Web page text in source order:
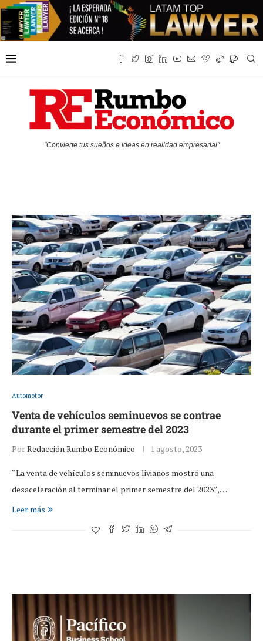
"Convierte tus sueños e ideas en realidad empresarial"
Automotor
Venta de vehículos seminuevos se contrae
durante el primer semestre del 2023
PorRedacción Rumbo Económico 1 agosto, 2023
“La venta de vehículos seminuevos livianos mostró una
desaceleración al terminar el primer semestre del 2023”,…
Leer más